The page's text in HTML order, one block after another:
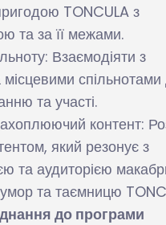
TONCULA з
та за її межами.
Взаємодіяти з
та участі.
контент:
який резонує з
та аудиторією
та таємницю
до програми